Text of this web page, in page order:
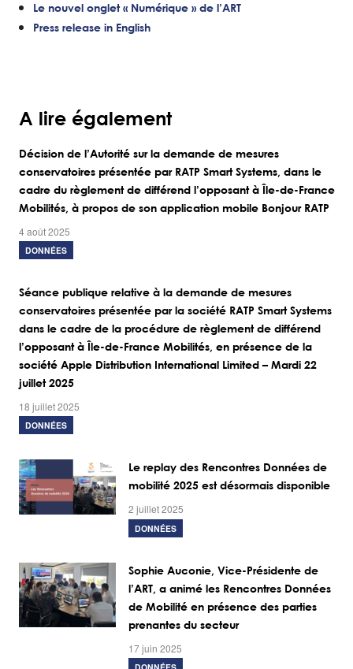
Le nouvel onglet « Numérique » de l’ART
Press release in English
A lire également
Décision de l’Autorité sur la demande de mesures
conservatoires présentée par RATP Smart Systems, dans le
cadre du règlement de différend l’opposant à Île-de-France
Mobilités, à propos de son application mobile Bonjour RATP
4 août 2025
DONNÉES
Séance publique relative à la demande de mesures
conservatoires présentée par la société RATP Smart Systems
dans le cadre de la procédure de règlement de différend
l’opposant à Île-de-France Mobilités, en présence de la
société Apple Distribution International Limited – Mardi 22
juillet 2025
18 juillet 2025
DONNÉES
Le replay des Rencontres Données de
mobilité 2025 est désormais disponible
2 juillet 2025
DONNÉES
Sophie Auconie, Vice-Présidente de
l’ART, a animé les Rencontres Données
de Mobilité en présence des parties
prenantes du secteur
17 juin 2025